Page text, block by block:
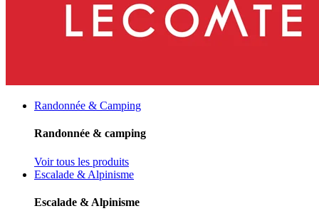
Randonnée & Camping
Randonnée & camping
Voir tous les produits
Escalade & Alpinisme
Escalade & Alpinisme